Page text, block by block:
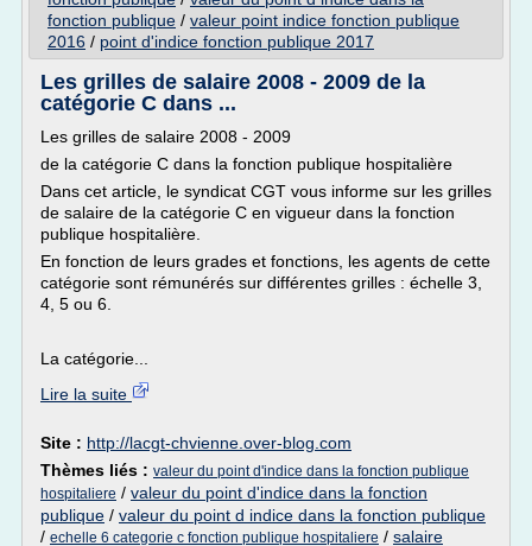
fonction publique / valeur point indice fonction publique
2016 / point d'indice fonction publique 2017
Les grilles de salaire 2008 - 2009 de la
catégorie C dans ...
Les grilles de salaire 2008 - 2009
de la catégorie C dans la fonction publique hospitalière
Dans cet article, le syndicat CGT vous informe sur les grilles
de salaire de la catégorie C en vigueur dans la fonction
publique hospitalière.
En fonction de leurs grades et fonctions, les agents de cette
catégorie sont rémunérés sur différentes grilles : échelle 3,
4, 5 ou 6.
La catégorie...
Lire la suite
Site : http://lacgt-chvienne.over-blog.com
Thèmes liés : valeur du point d'indice dans la fonction publique
hospitaliere / valeur du point d'indice dans la fonction
publique / valeur du point d indice dans la fonction publique
/ echelle 6 categorie c fonction publique hospitaliere / salaire